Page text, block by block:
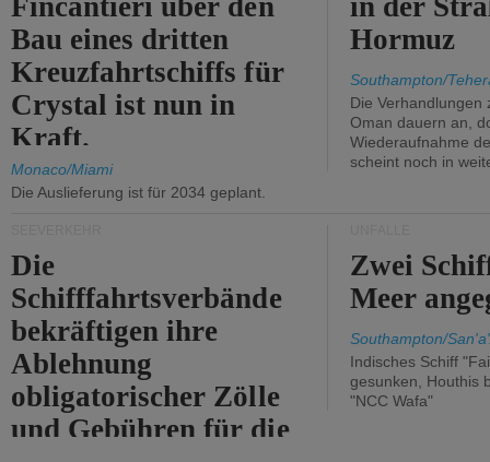
Fincantieri über den
Bau eines dritten
Kreuzfahrtschiffs für
Crystal ist nun in
Kraft.
Monaco/Miami
Die Auslieferung ist für 2034 geplant.
in der
Hormuz
Southampton/
Die Verhandlungen
Oman dauern an,
Wiederaufnahme
scheint noch in
Die
Schifffahrtsverbände
bekräftigen ihre
Ablehnung
obligatorischer Zölle
und Gebühren für die
Zwei
Meer
Southampton/
Indisches Schiff
gesunken, Houthis
"NCC Wafa"